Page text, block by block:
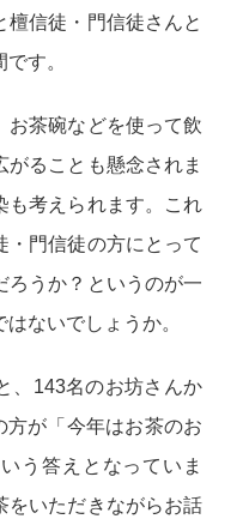
檀信徒・門信徒さんと
す。
お茶碗などを使って飲
ることも懸念されま
も考えられます。これ
・門信徒の方にとって
ろうか？というのが一
ないでしょうか。
、143名のお坊さんか
方が「今年はお茶のお
う答えとなっていま
をいただきながらお話